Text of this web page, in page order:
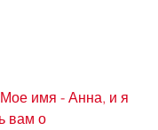
имя - Анна, и я
вам о